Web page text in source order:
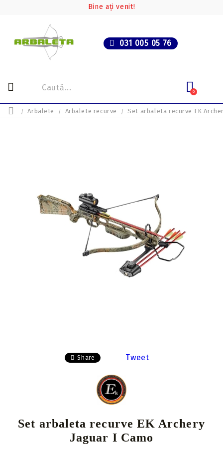
Bine ați venit!
031 005 05 76
0
Arbalete Arbalete recurve Set arbaleta recurve EK
Share Tweet
Set arbaleta recurve EK Archery
Jaguar I Camo